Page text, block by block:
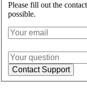
Please fill out the
possible.